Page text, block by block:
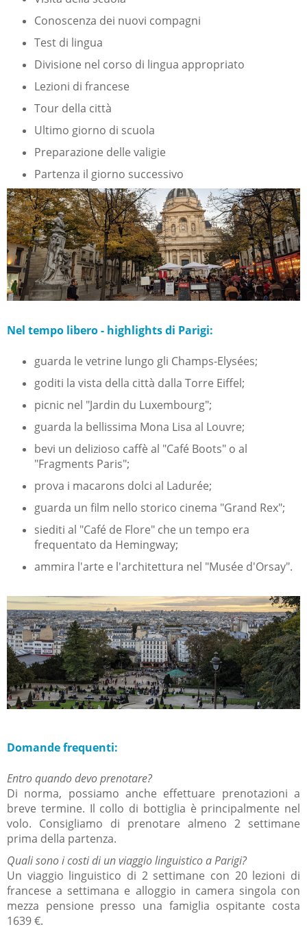
Conoscenza dei nuovi compagni
Test di lingua
Divisione nel corso di lingua appropriato
Lezioni di francese
Tour della città
Ultimo giorno di scuola
Preparazione delle valigie
Partenza il giorno successivo
Nel tempo libero - highlights di Parigi:
guarda le vetrine lungo gli Champs-Elysées;
goditi la vista della città dalla Torre Eiffel;
picnic nel "Jardin du Luxembourg";
guarda la bellissima Mona Lisa al Louvre;
bevi un delizioso caffè al "Café Boots" o al
"Fragments Paris";
prova i macarons dolci al Ladurée;
guarda un film nello storico cinema "Grand Rex";
siediti al "Café de Flore" che un tempo era
frequentato da Hemingway;
ammira l'arte e l'architettura nel "Musée d'Orsay".
Domande frequenti:
Entro quando devo prenotare?
Di norma, possiamo anche effettuare prenotazioni a
breve termine. Il collo di bottiglia è principalmente nel
volo. Consigliamo di prenotare almeno 2 settimane
prima della partenza.
Quali sono i costi di un viaggio linguistico a Parigi?
Un viaggio linguistico di 2 settimane con 20 lezioni di
francese a settimana e alloggio in camera singola con
mezza pensione presso una famiglia ospitante costa
1639 €.